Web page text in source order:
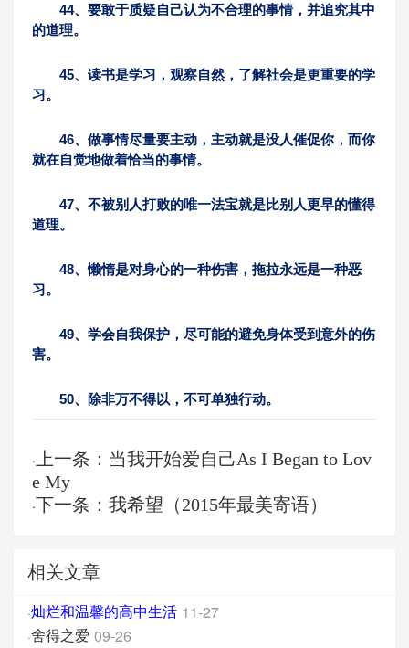
44、要敢于质疑自己认为不合理的事情，并追究其中
的道理。
45、读书是学习，观察自然，了解社会是更重要的学
习。
46、做事情尽量要主动，主动就是没人催促你，而你
就在自觉地做着恰当的事情。
47、不被别人打败的唯一法宝就是比别人更早的懂得
道理。
48、懒惰是对身心的一种伤害，拖拉永远是一种恶
习。
49、学会自我保护，尽可能的避免身体受到意外的伤
害。
50、除非万不得以，不可单独行动。
· 上一条：当我开始爱自己As I Began to Lov
e My
·下一条：我希望（2015年最美寄语）
相关文章
·灿烂和温馨的高中生活 11-27
·舍得之爱 09-26